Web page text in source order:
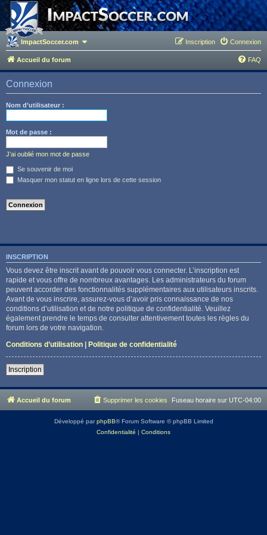
ImpactSoccer.com Connexion
Inscription
Accueil du forum FAQ
Connexion
Nom d’utilisateur :
Mot de passe :
J’ai oublié mon mot de passe
Se souvenir de moi
Masquer mon statut en ligne lors de cette session
INSCRIPTION
Vous devez être inscrit avant de pouvoir vous connecter. L’inscription est
rapide et vous offre de nombreux avantages. Les administrateurs du forum
peuvent accorder des fonctionnalités supplémentaires aux utilisateurs inscrits.
Avant de vous inscrire, assurez-vous d’avoir pris connaissance de nos
conditions d’utilisation et de notre politique de confidentialité. Veuillez
également prendre le temps de consulter attentivement toutes les règles du
forum lors de votre navigation.
Conditions d’utilisation | Politique de confidentialité
Inscription
Accueil du forum Fuseau horaire sur UTC-04:00
Supprimer les cookies
Développé parphpBB® Forum Software © phpBB Limited
Confidentialité | Conditions